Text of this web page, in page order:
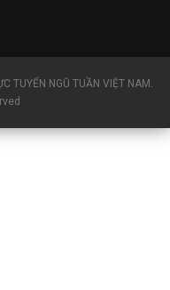
TUYẾN NGŨ TUẦN VIỆT NAM.